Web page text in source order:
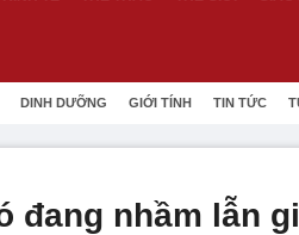
DINH DƯỠNG GIỚI TÍNH TIN TỨC
đang nhầm lẫn